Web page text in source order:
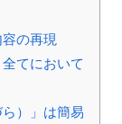
の再現
てにおいて
）」は簡易